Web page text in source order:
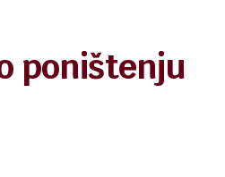
poništenju